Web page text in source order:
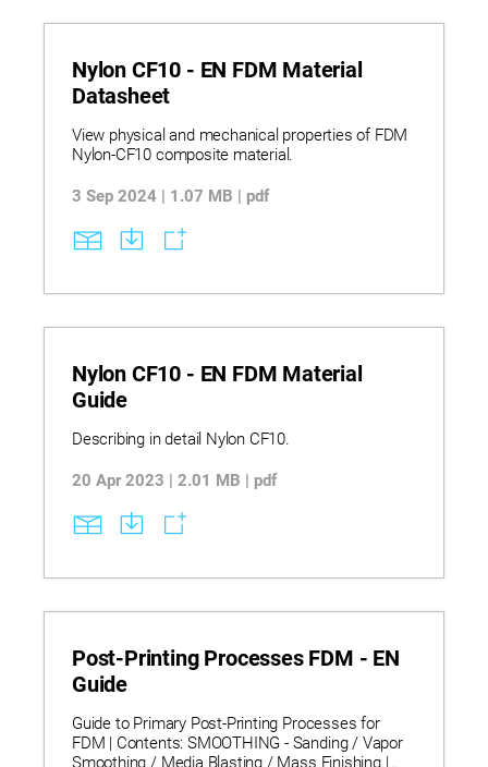
合ソフトウェアによりワークフロー効率と造形
イドによってスケーラブルなデジタル製造の導
入を支援します。
Nylon CF10 - EN FDM Material
Datasheet
View physical and mechanical properties of FDM
Nylon-CF10 composite material.
3 Sep 2024 | 1.07 MB | pdf
Nylon CF10 - EN FDM Material
Guide
Describing in detail Nylon CF10.
20 Apr 2023 | 2.01 MB | pdf
Post-Printing Processes FDM - EN
Guide
Guide to Primary Post-Printing Processes for
FDM | Contents: SMOOTHING - Sanding / Vapor
Smoothing / Media Blasting / Mass Finishing |